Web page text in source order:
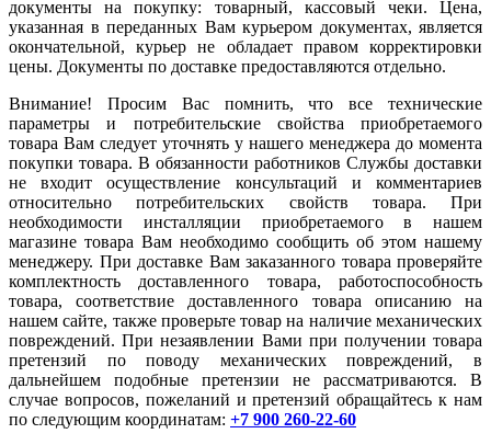
документы на покупку: товарный, кассовый чеки. Цена,
указанная в переданных Вам курьером документах, является
окончательной, курьер не обладает правом корректировки
цены. Документы по доставке предоставляются отдельно.
Внимание! Просим Вас помнить, что все технические
параметры и потребительские свойства приобретаемого
товара Вам следует уточнять у нашего менеджера до момента
покупки товара. В обязанности работников Службы доставки
не входит осуществление консультаций и комментариев
относительно потребительских свойств товара. При
необходимости инсталляции приобретаемого в нашем
магазине товара Вам необходимо сообщить об этом нашему
менеджеру. При доставке Вам заказанного товара проверяйте
комплектность доставленного товара, работоспособность
товара, соответствие доставленного товара описанию на
нашем сайте, также проверьте товар на наличие механических
повреждений. При незаявлении Вами при получении товара
претензий по поводу механических повреждений, в
дальнейшем подобные претензии не рассматриваются. В
случае вопросов, пожеланий и претензий обращайтесь к нам
по следующим координатам: +7 900 260-22-60